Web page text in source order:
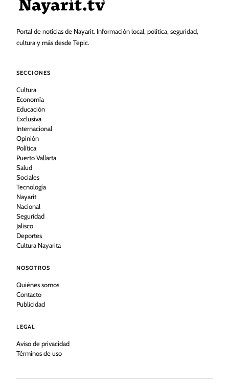
Portal de noticias de Nayarit. Información local, política, seguridad,
cultura y más desde Tepic.
SECCIONES
Cultura
Economía
Educación
Exclusiva
Internacional
Opinión
Política
Puerto Vallarta
Salud
Sociales
Tecnología
Nayarit
Nacional
Seguridad
Jalisco
Deportes
Cultura Nayarita
NOSOTROS
Quiénes somos
Contacto
Publicidad
LEGAL
Aviso de privacidad
Términos de uso